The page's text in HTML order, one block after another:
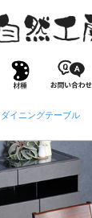
ダイニングテーブル